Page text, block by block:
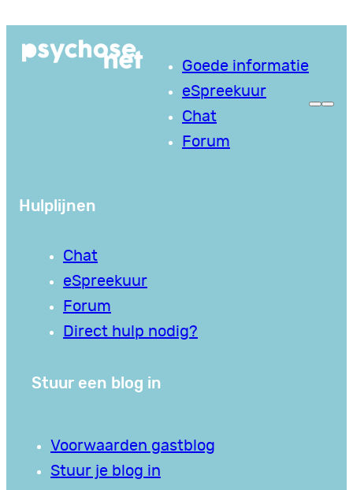
naar
Goede informatie
eSpreekuur
Chat
Forum
Hulplijnen
Chat
eSpreekuur
Forum
Direct hulp nodig?
Stuur een blog in
Voorwaarden gastblog
Stuur je blog in